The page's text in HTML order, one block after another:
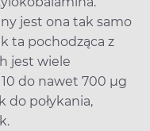
jest ona tak samo
ta pochodząca z
jest wiele
do nawet 700 µg
do połykania,